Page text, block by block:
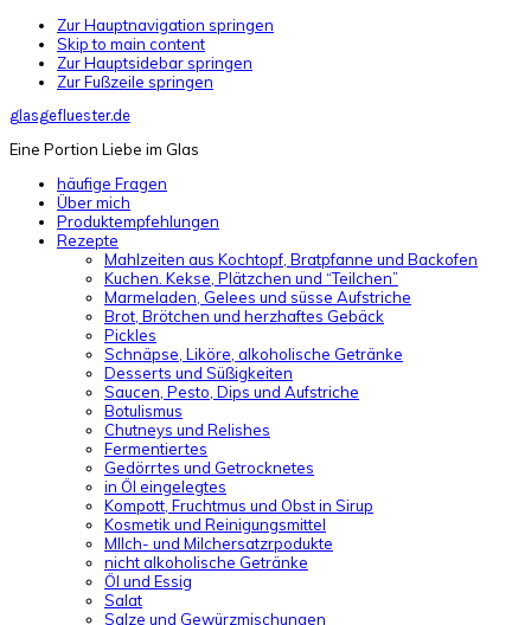
Zur Hauptnavigation springen
Skip to main content
Zur Hauptsidebar springen
Zur Fußzeile springen
glasgefluester.de
Eine Portion Liebe im Glas
häufige Fragen
Über mich
Produktempfehlungen
Rezepte
Mahlzeiten aus Kochtopf, Bratpfanne und Backofen
Kuchen. Kekse, Plätzchen und “Teilchen”
Marmeladen, Gelees und süsse Aufstriche
Brot, Brötchen und herzhaftes Gebäck
Pickles
Schnäpse, Liköre, alkoholische Getränke
Desserts und Süßigkeiten
Saucen, Pesto, Dips und Aufstriche
Botulismus
Chutneys und Relishes
Fermentiertes
Gedörrtes und Getrocknetes
in Öl eingelegtes
Kompott, Fruchtmus und Obst in Sirup
Kosmetik und Reinigungsmittel
MIlch- und Milchersatzrpodukte
nicht alkoholische Getränke
Öl und Essig
Salat
Salze und Gewürzmischungen